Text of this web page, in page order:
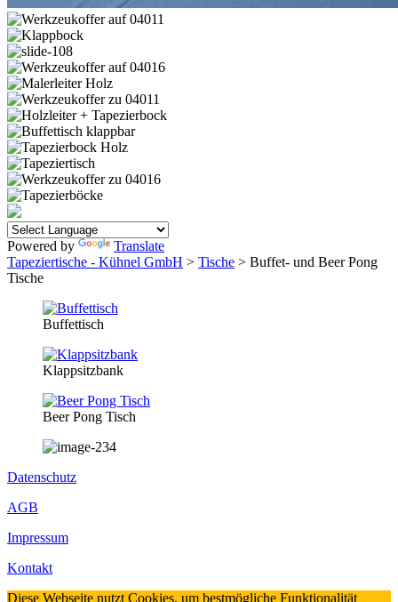
Powered by
Translate
Tapeziertische - Kühnel GmbH > Tische > Buffet- und Beer Pong
Tische
Buffettisch
Klappsitzbank
Beer Pong Tisch
Datenschutz
AGB
Impressum
Kontakt
Diese Webseite nutzt Cookies, um bestmögliche Funktionalität